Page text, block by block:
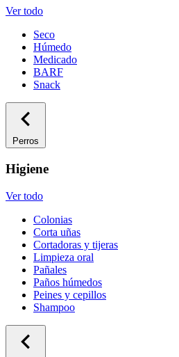
Ver todo
Seco
Húmedo
Medicado
BARF
Snack
Perros
Higiene
Ver todo
Colonias
Corta uñas
Cortadoras y tijeras
Limpieza oral
Pañales
Paños húmedos
Peines y cepillos
Shampoo